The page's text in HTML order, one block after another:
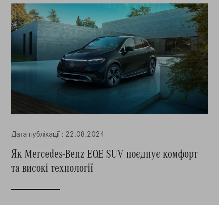
Дата публiкацiї : 22.08.2024
Як Mercedes-Benz EQE SUV поєднує комфорт
та високі технології